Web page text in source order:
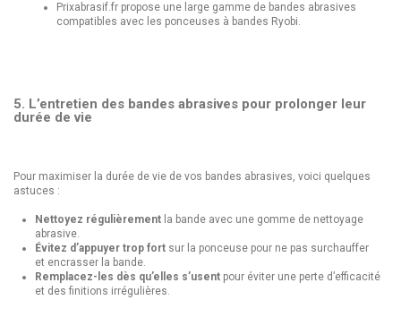
Prixabrasif.fr propose une large gamme de bandes abrasives
compatibles avec les ponceuses à bandes Ryobi.
5. L’entretien des bandes abrasives pour prolonger leur
durée de vie
Pour maximiser la durée de vie de vos bandes abrasives, voici quelques
astuces :
Nettoyez régulièrement la bande avec une gomme de nettoyage
abrasive.
Évitez d’appuyer trop fort sur la ponceuse pour ne pas surchauffer
et encrasser la bande.
Remplacez-les dès qu’elles s’usent pour éviter une perte d’efficacité
et des finitions irrégulières.